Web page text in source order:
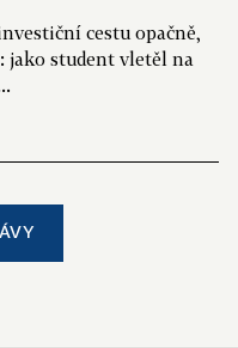
cestu opačně,
jako student vletěl na